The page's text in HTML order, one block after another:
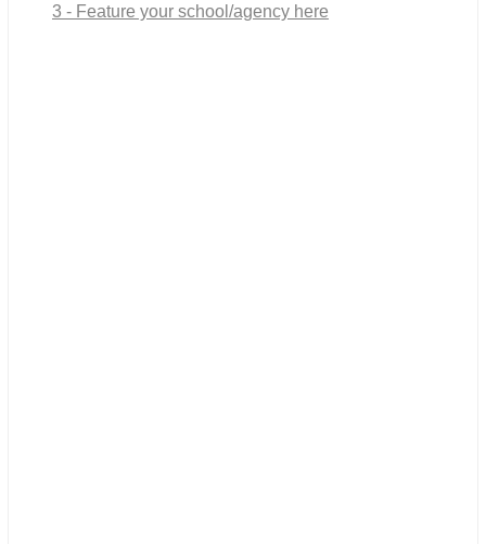
3 - Feature your school/agency here